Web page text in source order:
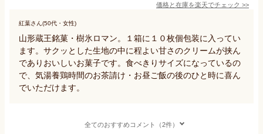
価格と在庫を楽天でチェック >>
紅葉さん(50代・女性)
山形蔵王銘菓・樹氷ロマン。１箱に１０枚個包装に入ってい
ます。サクッとした生地の中に程よい甘さのクリームが挟ん
でありおいしいお菓子です。食べきりサイズになっているの
で、気湯養鶏時間のお茶請け・お昼ご飯の後のひと時に喜ん
でいただけます。
全てのおすすめコメント（2件）